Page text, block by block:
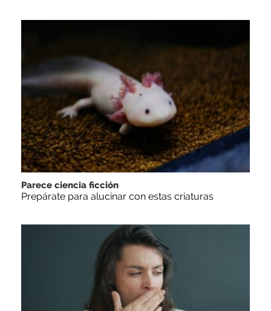
Parece ciencia ficción
Prepárate para alucinar con estas criaturas